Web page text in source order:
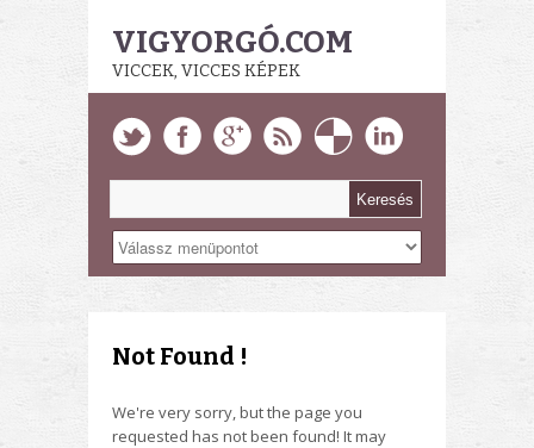
VIGYORGÓ.COM
VICCEK, VICCES KÉPEK
Not Found !
We're very sorry, but the page you
requested has not been found! It may